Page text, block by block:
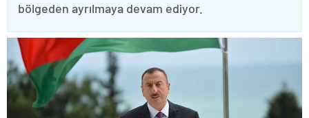
bölgeden ayrılmaya devam ediyor.